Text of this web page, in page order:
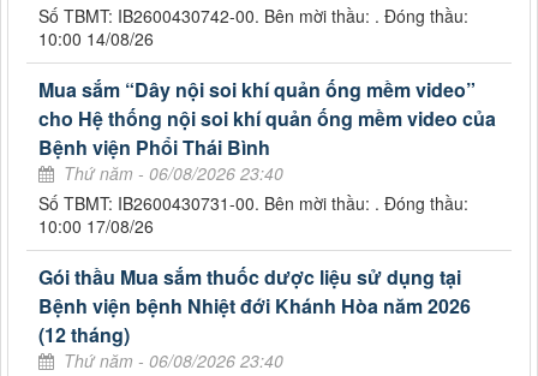
Số TBMT: IB2600430742-00. Bên mời thầu: . Đóng thầu:
10:00 14/08/26
Mua sắm “Dây nội soi khí quản ống mềm video”
cho Hệ thống nội soi khí quản ống mềm video của
Bệnh viện Phổi Thái Bình
Thứ năm - 06/08/2026 23:40
Số TBMT: IB2600430731-00. Bên mời thầu: . Đóng thầu:
10:00 17/08/26
Gói thầu Mua sắm thuốc dược liệu sử dụng tại
Bệnh viện bệnh Nhiệt đới Khánh Hòa năm 2026
(12 tháng)
Thứ năm - 06/08/2026 23:40